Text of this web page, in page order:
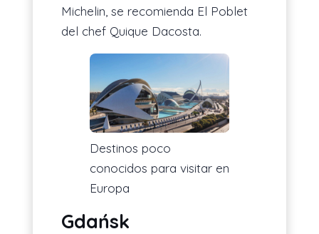
Michelin, se recomienda El Poblet
del chef Quique Dacosta.
Destinos poco
conocidos para visitar en
Europa
Gdańsk